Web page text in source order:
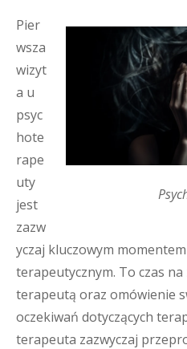
Pier
wsza
wizyt
a u
psyc
hote
rape
uty
jest
zazw
yczaj kluczowym
terapeutycznym. To czas
terapeutą oraz omówienie
oczekiwań dotyczących
terapeuta zazwyczaj